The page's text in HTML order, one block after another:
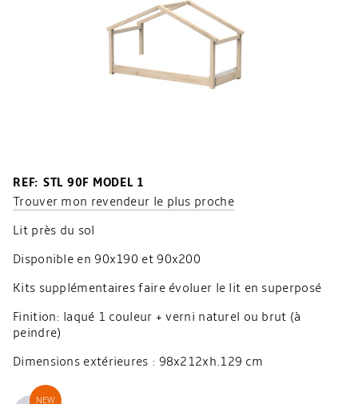
REF: STL 90F MODEL 1
Trouver mon revendeur le plus proche
Lit près du sol
Disponible en 90x190 et 90x200
Kits supplémentaires faire évoluer le lit en superposé
Finition: laqué 1 couleur + verni naturel ou brut (à
peindre)
Dimensions extérieures : 98x212xh.129 cm